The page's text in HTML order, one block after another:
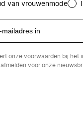
van vrouwenmode
onze voorwaarden bij het
voor onze